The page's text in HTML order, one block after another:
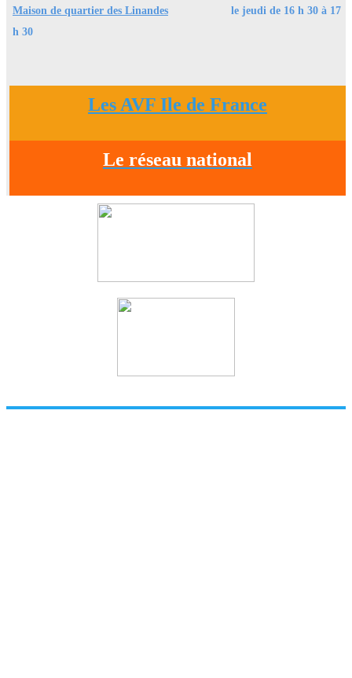
Maison de quartier des Linandes le jeudi de 16 h 30 à 17
h 30
Les AVF Ile de France
Le réseau national